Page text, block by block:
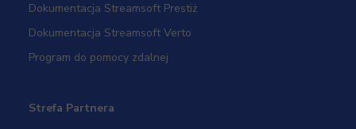
Dokumentacja Streamsoft Prestiż
Dokumentacja Streamsoft Verto
Program do pomocy zdalnej
Strefa Partnera